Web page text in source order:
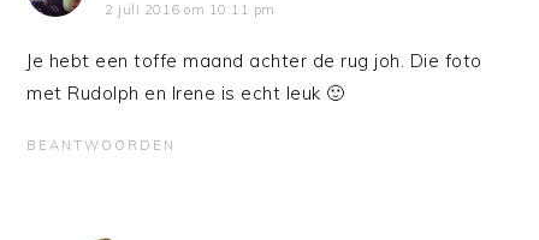
2 juli 2016 om 10:11 pm
Je hebt een toffe maand achter de rug joh. Die foto
met Rudolph en Irene is echt leuk 🙂
BEANTWOORDEN